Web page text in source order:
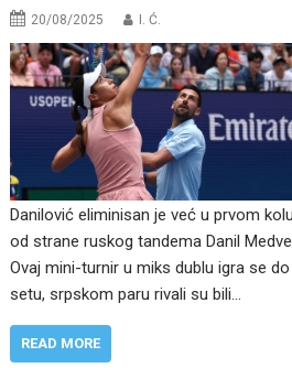
20/08/2025 I. Ć.
Danilović eliminisan je već u prvom
od strane ruskog tandema Danil
Ovaj mini-turnir u miks dublu igra se
setu, srpskom paru rivali su bili…
READ MORE